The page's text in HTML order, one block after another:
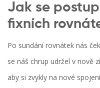
Jak se
fixních
Po sundání rovnátek nás
se náš chrup udržel v nově
aby si zvykly na nové